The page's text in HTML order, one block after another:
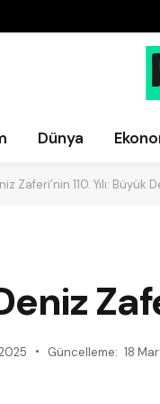
Dünya
Zaferi’nin 110. Yılı: Büyük
Güncelleme: 18